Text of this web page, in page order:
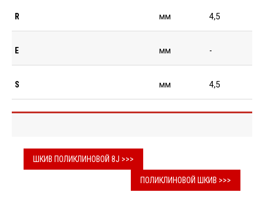
R мм 4,5
E мм -
S мм 4,5
ШКИВ ПОЛИКЛИНОВОЙ 8J >>>
ПОЛИКЛИНОВОЙ ШКИВ >>>